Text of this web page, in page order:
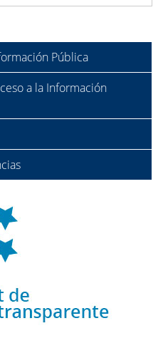
Pública
a la Información